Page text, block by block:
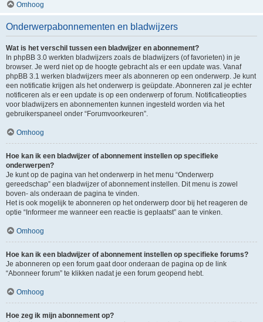
Omhoog
Onderwerpabonnementen en bladwijzers
Wat is het verschil tussen een bladwijzer en abonnement?
In phpBB 3.0 werkten bladwijzers zoals de bladwijzers (of favorieten) in je
browser. Je werd niet op de hoogte gebracht als er een update was. Vanaf
phpBB 3.1 werken bladwijzers meer als abonneren op een onderwerp. Je kunt
een notificatie krijgen als het onderwerp is geüpdate. Abonneren zal je echter
notificeren als er een update is op een onderwerp of forum. Notificatieopties
voor bladwijzers en abonnementen kunnen ingesteld worden via het
gebruikerspaneel onder “Forumvoorkeuren”.
Omhoog
Hoe kan ik een bladwijzer of abonnement instellen op specifieke
onderwerpen?
Je kunt op de pagina van het onderwerp in het menu “Onderwerp
gereedschap” een bladwijzer of abonnement instellen. Dit menu is zowel
boven- als onderaan de pagina te vinden.
Het is ook mogelijk te abonneren op het onderwerp door bij het reageren de
optie “Informeer me wanneer een reactie is geplaatst” aan te vinken.
Omhoog
Hoe kan ik een bladwijzer of abonnement instellen op specifieke forums?
Je abonneren op een forum gaat door onderaan de pagina op de link
“Abonneer forum” te klikken nadat je een forum geopend hebt.
Omhoog
Hoe zeg ik mijn abonnement op?